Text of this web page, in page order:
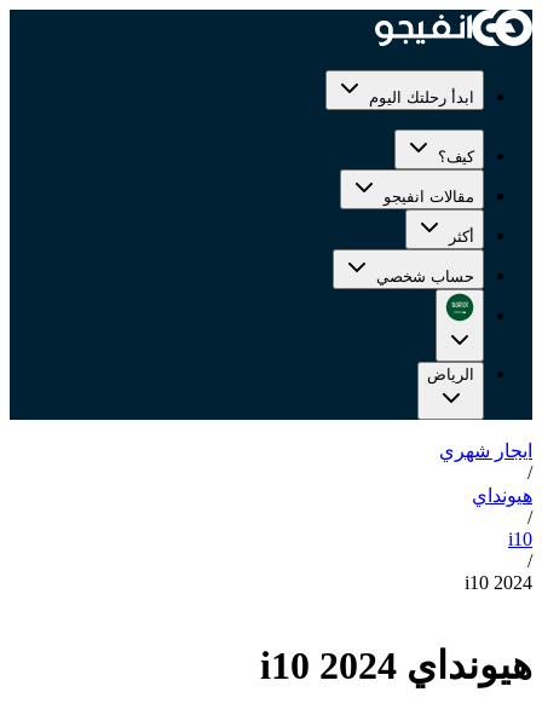
ابدأ رحلتك اليوم
كيف؟
مقالات انفيجو
أكثر
حساب شخصي
الرياض
ايجار شهري
/
هيونداي
/
i10
/
i10 2024
هيونداي i10 2024